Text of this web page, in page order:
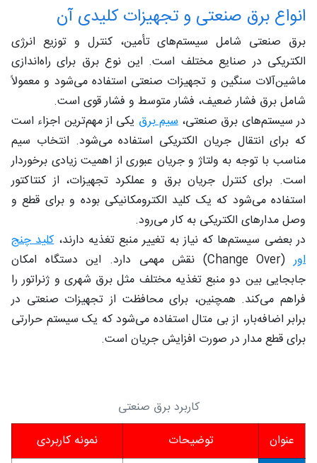
انواع برق صنعتی و تجهیزات کلیدی آن
برق صنعتی شامل سیستم‌های تأمین، کنترل و توزیع انرژی
الکتریکی در صنایع مختلف است. این نوع برق برای راه‌اندازی
ماشین‌آلات سنگین و تجهیزات صنعتی استفاده می‌شود و معمولاً
شامل برق فشار ضعیف، فشار متوسط و فشار قوی است.
در سیستم‌های برق صنعتی،سیم برق یکی از مهم‌ترین اجزاء است
که برای انتقال جریان الکتریکی استفاده می‌شود. انتخاب سیم
مناسب با توجه به ولتاژ و جریان عبوری از اهمیت زیادی برخوردار
است. برای کنترل جریان برق و عملکرد تجهیزات، از کنتاکتور
استفاده می‌شود که یک کلید الکترومکانیکی بوده و برای قطع و
وصل مدارهای الکتریکی به کار می‌رود.
در بعضی سیستم‌ها که نیاز به تغییر منبع تغذیه دارند،کلید چنج
اور
(Change Over) نقش مهمی دارد. این دستگاه امکان
جابجایی بین دو منبع تغذیه مختلف مثل برق شهری و ژنراتور را
فراهم می‌کند. همچنین، برای محافظت از تجهیزات صنعتی در
برابر اضافه‌بار، از بی متال استفاده می‌شود که یک سیستم حرارتی
برای قطع مدار در صورت افزایش جریان است.
کاربرد برق صنعتی
عنوان
توضیحات
نمونه کاربردی